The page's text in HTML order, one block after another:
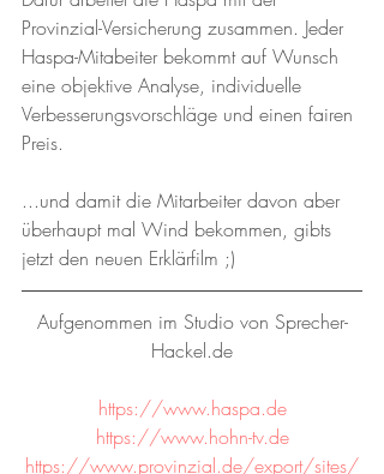
Provinzial-Versicherung zusammen. Jeder
Haspa-Mitabeiter bekommt auf Wunsch
eine objektive Analyse, individuelle
Verbesserungsvorschläge und einen fairen
Preis.
...und damit die Mitarbeiter davon aber
überhaupt mal Wind bekommen, gibts
jetzt den neuen Erklärfilm ;)
Aufgenommen im Studio von Sprecher-
Hackel.de
https://www.haspa.de
https://www.hohn-tv.de
https://www.provinzial.de/export/sites/